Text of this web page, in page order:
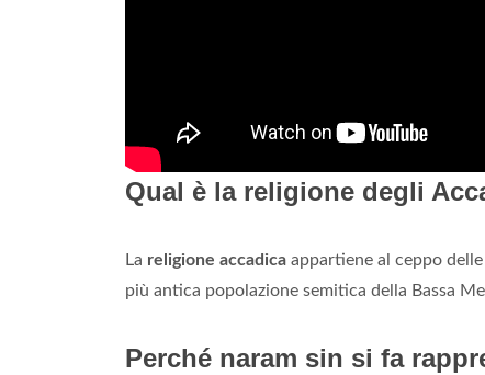
Qual è la religione degli
La religione accadica appartiene al ceppo delle
più antica popolazione semitica della Bassa
Perché naram sin si fa